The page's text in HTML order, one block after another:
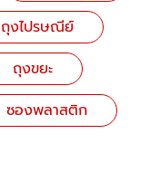
ถุงไปรษณีย์
ถุงขยะ
ซองพลาสติก